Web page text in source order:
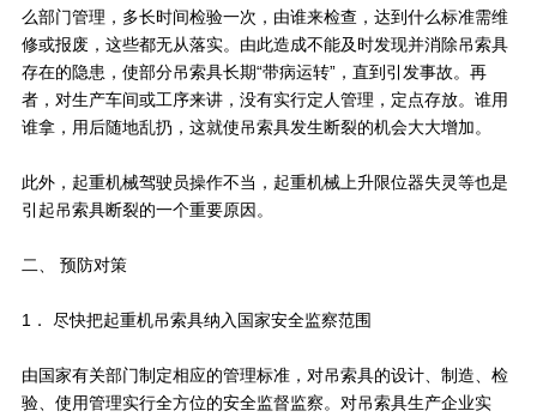
么部门管理，多长时间检验一次，由谁来检查，达到什么标准需维
修或报废，这些都无从落实。由此造成不能及时发现并消除吊索具
存在的隐患，使部分吊索具长期“带病运转”，直到引发事故。再
者，对生产车间或工序来讲，没有实行定人管理，定点存放。谁用
谁拿，用后随地乱扔，这就使吊索具发生断裂的机会大大增加。
此外，起重机械驾驶员操作不当，起重机械上升限位器失灵等也是
引起吊索具断裂的一个重要原因。
二、 预防对策
1． 尽快把起重机吊索具纳入国家安全监察范围
由国家有关部门制定相应的管理标准，对吊索具的设计、制造、检
验、使用管理实行全方位的安全监督监察。对吊索具生产企业实